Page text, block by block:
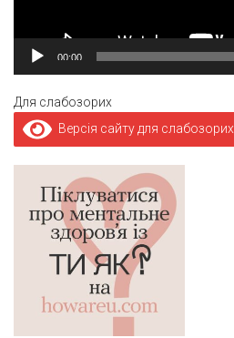
00:00
Для слабозорих
Версія сайту для слабозорих